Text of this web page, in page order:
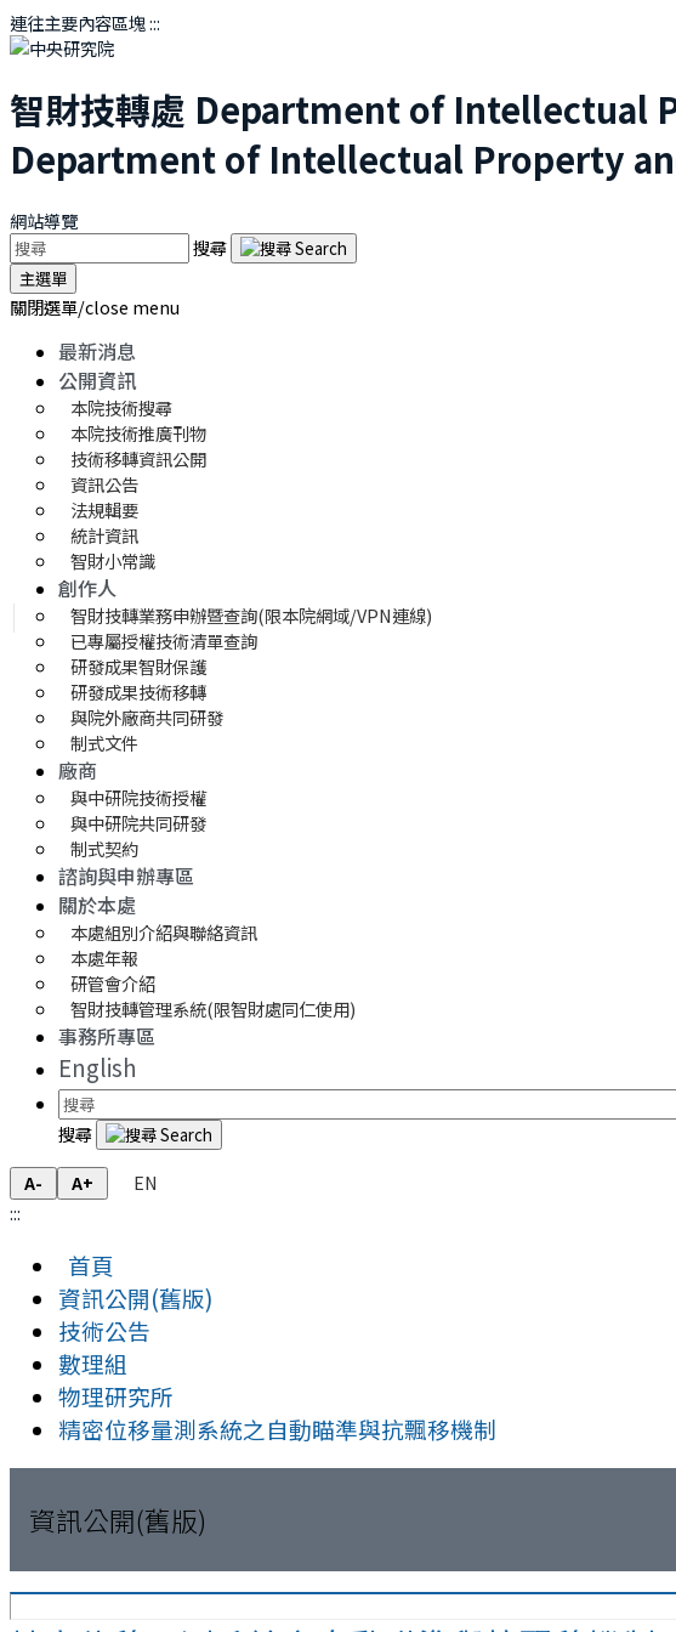
連往主要內容區塊:::
智財技轉處 Department of Intellectual
Department of Intellectual Property
網站導覽
搜尋
主選單
關閉選單/close menu
最新消息
公開資訊
本院技術搜尋
本院技術推廣刊物
技術移轉資訊公開
資訊公告
法規輯要
統計資訊
智財小常識
創作人
智財技轉業務申辦暨查詢(限本院網域/VPN連線)
已專屬授權技術清單查詢
研發成果智財保護
研發成果技術移轉
與院外廠商共同研發
制式文件
廠商
與中研院技術授權
與中研院共同研發
制式契約
諮詢與申辦專區
關於本處
本處組別介紹與聯絡資訊
本處年報
研管會介紹
智財技轉管理系統(限智財處同仁使用)
事務所專區
English
搜尋
A- A+
EN
:::
首頁
資訊公開(舊版)
技術公告
數理組
物理研究所
精密位移量測系統之自動瞄準與抗飄移機制
資訊公開(舊版)